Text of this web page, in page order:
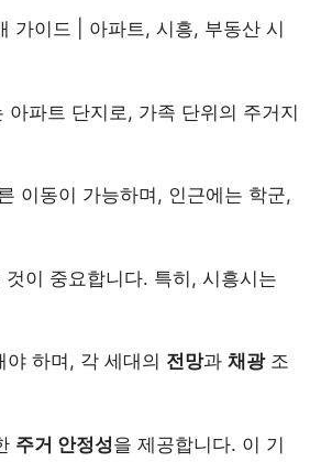
가이드 | 아파트, 시흥, 부동산 시
파트 단지로, 가족 단위의 주거지
이동이 가능하며, 인근에는 학군,
이 중요합니다. 특히, 시흥시는
하며, 각 세대의 전망과 채광조
주거 안정성을 제공합니다. 이 기